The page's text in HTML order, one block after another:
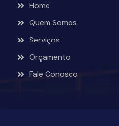
Home
Quem Somos
Serviços
Orçamento
Fale Conosco